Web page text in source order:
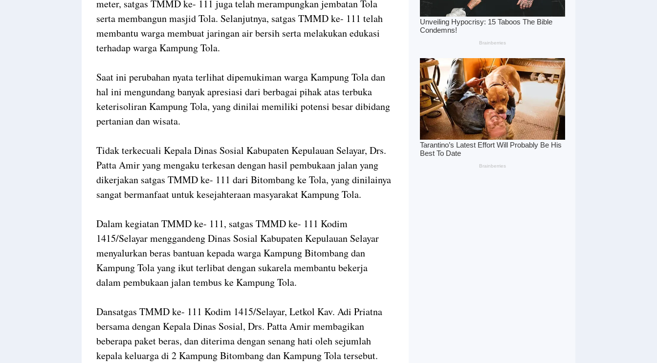
meter, satgas TMMD ke- 111 juga telah merampungkan jembatan Tola
serta membangun masjid Tola. Selanjutnya, satgas TMMD ke- 111 telah
membantu warga membuat jaringan air bersih serta melakukan edukasi
terhadap warga Kampung Tola.
Saat ini perubahan nyata terlihat dipemukiman warga Kampung Tola dan
hal ini mengundang banyak apresiasi dari berbagai pihak atas terbuka
keterisoliran Kampung Tola, yang dinilai memiliki potensi besar dibidang
pertanian dan wisata.
Tidak terkecuali Kepala Dinas Sosial Kabupaten Kepulauan Selayar, Drs.
Patta Amir yang mengaku terkesan dengan hasil pembukaan jalan yang
dikerjakan satgas TMMD ke- 111 dari Bitombang ke Tola, yang dinilainya
sangat bermanfaat untuk kesejahteraan masyarakat Kampung Tola.
Dalam kegiatan TMMD ke- 111, satgas TMMD ke- 111 Kodim
1415/Selayar menggandeng Dinas Sosial Kabupaten Kepulauan Selayar
menyalurkan beras bantuan kepada warga Kampung Bitombang dan
Kampung Tola yang ikut terlibat dengan sukarela membantu bekerja
dalam pembukaan jalan tembus ke Kampung Tola.
Dansatgas TMMD ke- 111 Kodim 1415/Selayar, Letkol Kav. Adi Priatna
bersama dengan Kepala Dinas Sosial, Drs. Patta Amir membagikan
beberapa paket beras, dan diterima dengan senang hati oleh sejumlah
kepala keluarga di 2 Kampung Bitombang dan Kampung Tola tersebut.